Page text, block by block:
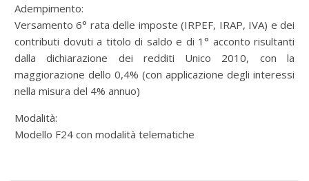
Adempimento:
Versamento 6° rata delle imposte (IRPEF, IRAP, IVA) e dei
contributi dovuti a titolo di saldo e di 1° acconto risultanti
dalla dichiarazione dei redditi Unico 2010, con la
maggiorazione dello 0,4% (con applicazione degli interessi
nella misura del 4% annuo)
Modalità:
Modello F24 con modalità telematiche